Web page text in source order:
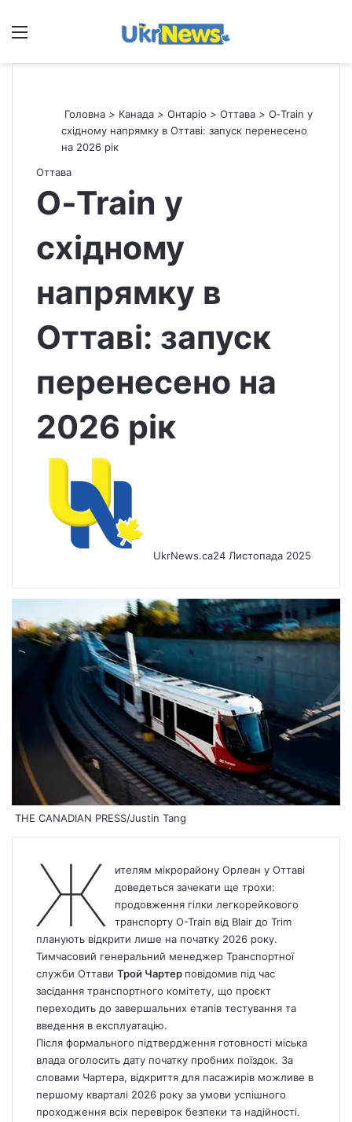
Меню
Головна > Канада > Онтаріо > Оттава > O‑Train у
східному напрямку в Оттаві: запуск перенесено
на 2026 рік
Оттава
O‑Train у
східному
напрямку в
Оттаві: запуск
перенесено на
2026 рік
UkrNews.ca24 Листопада 2025
THE CANADIAN PRESS/Justin Tang
Ж
ителям мікрорайону Орлеан у Оттаві
доведеться зачекати ще трохи:
продовження гілки легкорейкового
транспорту O-Train від Blair до Trim
планують відкрити лише на початку 2026 року.
Тимчасовий генеральний менеджер Транспортної
служби Оттави Трой Чартер повідомив під час
засідання транспортного комітету, що проєкт
переходить до завершальних етапів тестування та
введення в експлуатацію.
Після формального підтвердження готовності міська
влада оголосить дату початку пробних поїздок. За
словами Чартера, відкриття для пасажирів можливе в
першому кварталі 2026 року за умови успішного
проходження всіх перевірок безпеки та надійності.